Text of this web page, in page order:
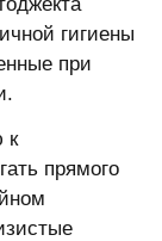
гигиены
при
к
прямого